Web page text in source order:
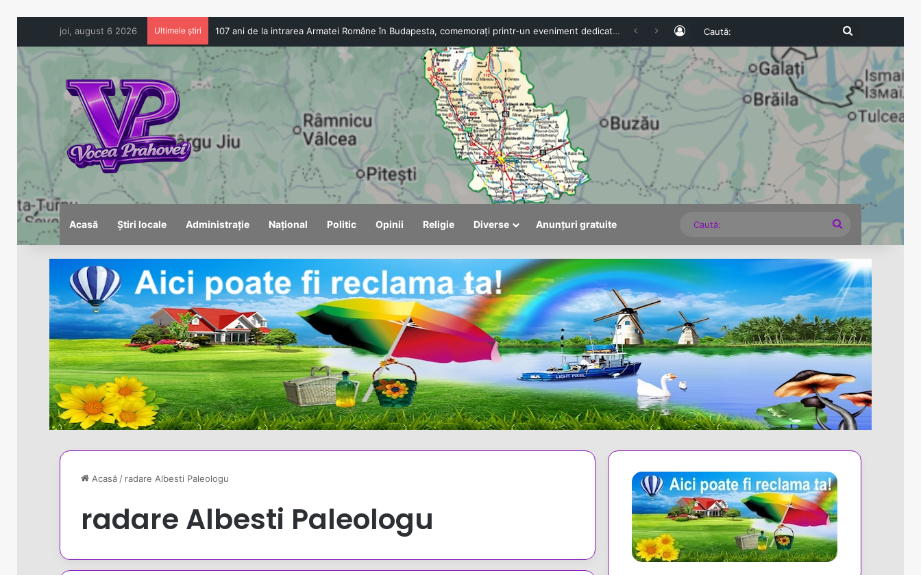
joi, august 6 2026 Ultimele știri 107 ani de la intrarea Armatei Române în Budapesta, comemorați printr-un eveniment dedicat eroilor Marii Uniri Log In Caută:
Acasă Știri locale Administrație Național Politic Opinii Religie Diverse Anunțuri gratuite Caută:
Acasă / radare Albesti Paleologu
radare Albesti Paleologu